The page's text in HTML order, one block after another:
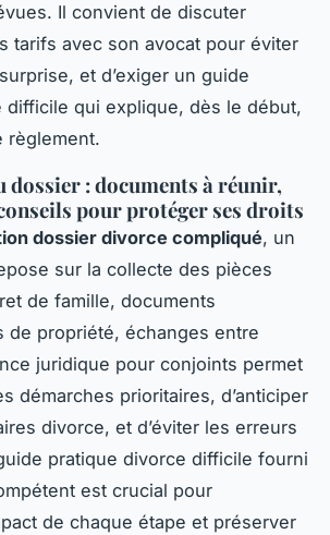
Il convient de discuter
tarifs avec son avocat pour éviter
et d’exiger un guide
difficile qui explique, dès le début,
règlement.
dossier : documents à réunir,
pour protéger ses droits
dossier divorce compliqué, un
sur la collecte des pièces
de famille, documents
de propriété, échanges entre
juridique pour conjoints permet
démarches prioritaires, d’anticiper
divorce, et d’éviter les erreurs
pratique divorce difficile fourni
est crucial pour
de chaque étape et préserver